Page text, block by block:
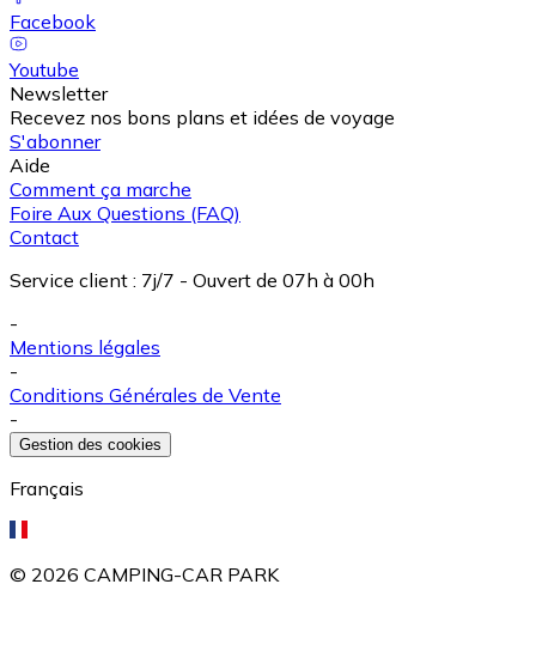
Facebook
Youtube
Newsletter
Recevez nos bons plans et idées de voyage
S'abonner
Aide
Comment ça marche
Foire Aux Questions (FAQ)
Contact
Service client : 7j/7 - Ouvert de 07h à 00h
-
Mentions légales
-
Conditions Générales de Vente
-
Gestion des cookies
Français
© 2026 CAMPING-CAR PARK